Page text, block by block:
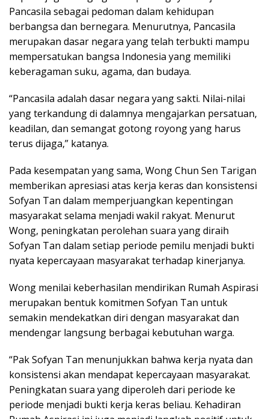
Pancasila sebagai pedoman dalam kehidupan
berbangsa dan bernegara. Menurutnya, Pancasila
merupakan dasar negara yang telah terbukti mampu
mempersatukan bangsa Indonesia yang memiliki
keberagaman suku, agama, dan budaya.
“Pancasila adalah dasar negara yang sakti. Nilai-nilai
yang terkandung di dalamnya mengajarkan persatuan,
keadilan, dan semangat gotong royong yang harus
terus dijaga,” katanya.
Pada kesempatan yang sama, Wong Chun Sen Tarigan
memberikan apresiasi atas kerja keras dan konsistensi
Sofyan Tan dalam memperjuangkan kepentingan
masyarakat selama menjadi wakil rakyat. Menurut
Wong, peningkatan perolehan suara yang diraih
Sofyan Tan dalam setiap periode pemilu menjadi bukti
nyata kepercayaan masyarakat terhadap kinerjanya.
Wong menilai keberhasilan mendirikan Rumah Aspirasi
merupakan bentuk komitmen Sofyan Tan untuk
semakin mendekatkan diri dengan masyarakat dan
mendengar langsung berbagai kebutuhan warga.
“Pak Sofyan Tan menunjukkan bahwa kerja nyata dan
konsistensi akan mendapat kepercayaan masyarakat.
Peningkatan suara yang diperoleh dari periode ke
periode menjadi bukti kerja keras beliau. Kehadiran